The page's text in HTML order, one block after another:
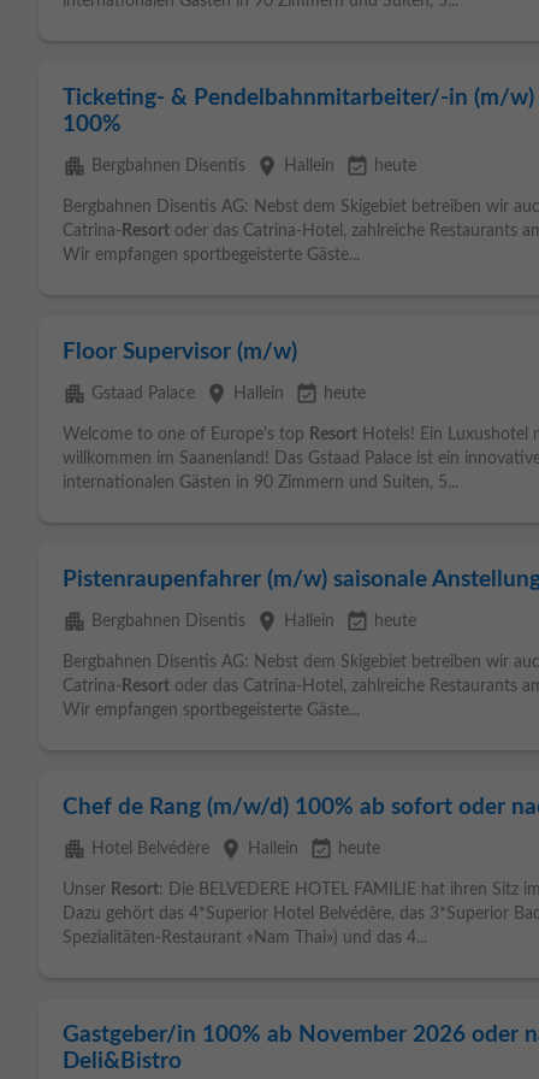
Ticketing- & Pendelbahnmitarbeiter/-in (m/w)
100%
apartment Bergbahnen Disentis place Hallein event_available heute
Bergbahnen Disentis AG: Nebst dem Skigebiet betreiben wir
Catrina- Resort oder das Catrina-Hotel, zahlreiche Restaurants
Wir empfangen sportbegeisterte Gäste...
Floor Supervisor (m/w)
apartment Gstaad Palace place Hallein event_available heute
Welcome to one of Europe's top Resort Hotels! Ein Luxushotel
willkommen im Saanenland! Das Gstaad Palace ist ein
internationalen Gästen in 90 Zimmern und Suiten, 5...
Pistenraupenfahrer (m/w) saisonale
apartment Bergbahnen Disentis place Hallein event_available heute
Bergbahnen Disentis AG: Nebst dem Skigebiet betreiben wir
Catrina- Resort oder das Catrina-Hotel, zahlreiche Restaurants
Wir empfangen sportbegeisterte Gäste...
Chef de Rang (m/w/d) 100% ab sofort oder
apartment Hotel Belvédère place Hallein event_available heute
Unser Resort: Die BELVEDERE HOTEL FAMILIE hat ihren Sitz
Dazu gehört das 4*Superior Hotel Belvédère, das 3*Superior
Spezialitäten-Restaurant «Nam Thai») und das 4...
Gastgeber/in 100% ab November 2026 oder
Deli&Bistro